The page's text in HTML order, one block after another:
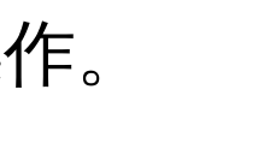
。